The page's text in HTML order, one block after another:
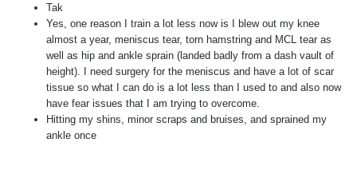
Tak
Yes, one reason I train a lot less now is I blew out my knee
almost a year, meniscus tear, torn hamstring and MCL tear as
well as hip and ankle sprain (landed badly from a dash vault of
height). I need surgery for the meniscus and have a lot of scar
tissue so what I can do is a lot less than I used to and also now
have fear issues that I am trying to overcome.
Hitting my shins, minor scraps and bruises, and sprained my
ankle once